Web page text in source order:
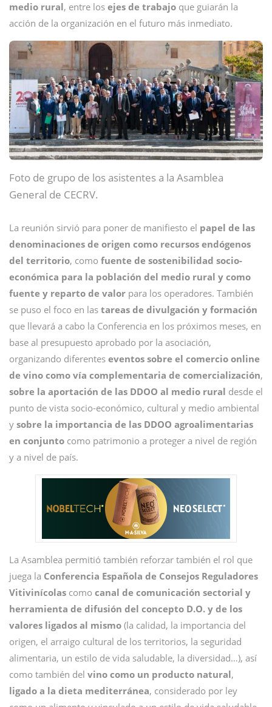
medio rural, entre los ejes de trabajo que guiarán la
acción de la organización en el futuro más inmediato.
Foto de grupo de los asistentes a la Asamblea
General de CECRV.
La reunión sirvió para poner de manifiesto el papel de las
denominaciones de origen como recursos endógenos
del territorio, como fuente de sostenibilidad socio-
económica para la población del medio rural y como
fuente y reparto de valor para los operadores. También
se puso el foco en las tareas de divulgación y formación
que llevará a cabo la Conferencia en los próximos meses, en
base al presupuesto aprobado por la asociación,
organizando diferentes eventos sobre el comercio online
de vino como vía complementaria de comercialización,
sobre la aportación de las DDOO al medio rural desde el
punto de vista socio-económico, cultural y medio ambiental
y sobre la importancia de las DDOO agroalimentarias
en conjunto como patrimonio a proteger a nivel de región
y a nivel de país.
La Asamblea permitió también reforzar también el rol que
juega la Conferencia Española de Consejos Reguladores
Vitivinícolas como canal de comunicación sectorial y
herramienta de difusión del concepto D.O. y de los
valores ligados al mismo (la calidad, la importancia del
origen, el arraigo cultural de los territorios, la seguridad
alimentaria, un estilo de vida saludable, la diversidad…), así
como también del vino como un producto natural,
ligado a la dieta mediterránea, considerado por ley